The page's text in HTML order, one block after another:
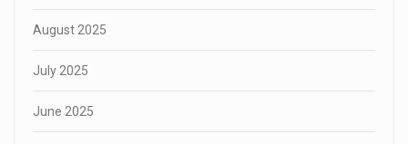
August 2025
July 2025
June 2025